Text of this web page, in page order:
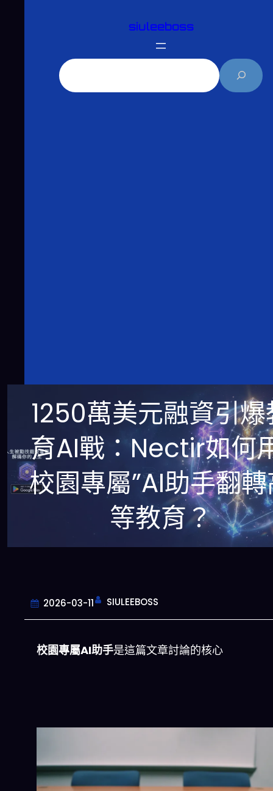
siuleeboss
1250萬美元融資引爆
育AI戰：Nectir如何
校園專屬”AI助手翻
等教育？
2026-03-11 SIULEEBOSS
校園專屬AI助手是這篇文章討論的核心